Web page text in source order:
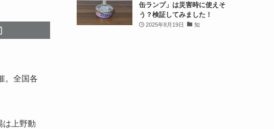
。全国各
は上野動
缶ランプ」は災害時に使えそ
う？検証してみました！
2025年8月19日 知